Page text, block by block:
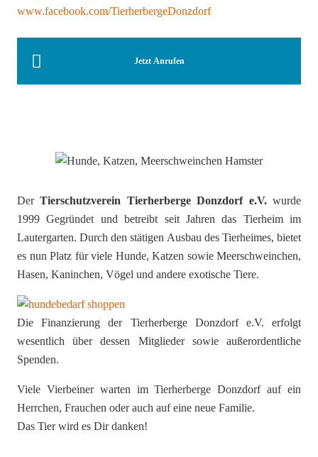
www.facebook.com/TierherbergeDonzdorf
Jetzt Anrufen
DerTierschutzverein Tierherberge Donzdorf e.V.wurde
1999 Gegründet und betreibt seit Jahren das Tierheim im
Lautergarten. Durch den stätigen Ausbau des Tierheimes, bietet
es nun Platz für viele Hunde, Katzen sowie Meerschweinchen,
Hasen, Kaninchen, Vögel und andere exotische Tiere.
Die Finanzierung der Tierherberge Donzdorf e.V. erfolgt
wesentlich über dessen Mitglieder sowie außerordentliche
Spenden.
Viele Vierbeiner warten im Tierherberge Donzdorf auf ein
Herrchen, Frauchen oder auch auf eine neue Familie.
Das Tier wird es Dir danken!